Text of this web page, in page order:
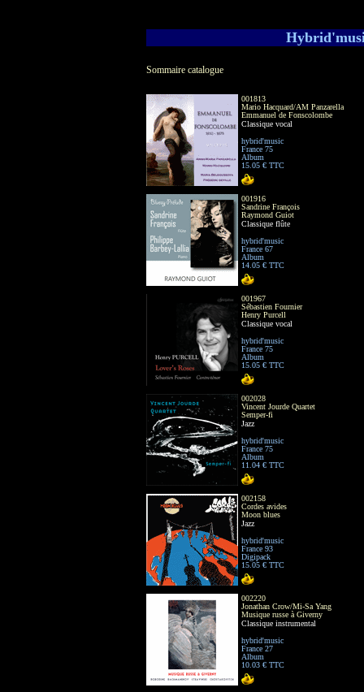
Sommaire catalogue
001813
Mario Hacquard/AM Panzarella
Emmanuel de Fonscolombe
Classique vocal
hybrid'music
France 75
Album
15.05 € TTC
001916
Sandrine François
Raymond Guiot
Classique flûte
hybrid'music
France 67
Album
14.05 € TTC
001967
Sébastien Fournier
Henry Purcell
Classique vocal
hybrid'music
France 75
Album
15.05 € TTC
002028
Vincent Jourde Quartet
Semper-fi
Jazz
hybrid'music
France 75
Album
11.04 € TTC
002158
Cordes avides
Moon blues
Jazz
hybrid'music
France 93
Digipack
15.05 € TTC
002220
Jonathan Crow/Mi-Sa Yang
Musique russe à Giverny
Classique instrumental
hybrid'music
France 27
Album
10.03 € TTC